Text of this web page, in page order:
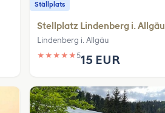
Ställplats
Stellplatz Lindenberg i. Allgäu
Lindenberg i. Allgäu
★ ★ ★ ★ ★515 EUR